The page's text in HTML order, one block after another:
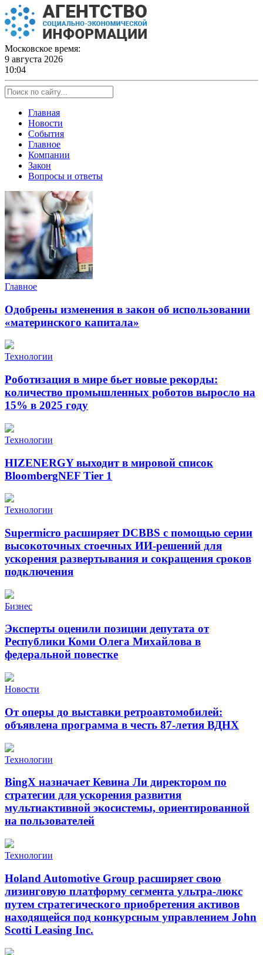
Skip
to
content
Московское время:
9 августа 2026
10:04
Главная
Новости
События
Главное
Компании
Закон
Вопросы и ответы
Главное
Одобрены изменения в закон об использовании
«материнского капитала»
Технологии
Роботизация в мире бьет новые рекорды:
количество промышленных роботов выросло на
15% в 2025 году
Технологии
HIZENERGY выходит в мировой список
BloombergNEF Tier 1
Технологии
Supermicro расширяет DCBBS с помощью серии
высокоточных стоечных ИИ-решений для
ускорения развертывания и сокращения сроков
подключения
Бизнес
Эксперты оценили позиции депутата от
Республики Коми Олега Михайлова в
федеральной повестке
Новости
От оперы до выставки ретроавтомобилей:
объявлена программа в честь 87-летия ВДНХ
Технологии
BingX назначает Кевина Ли директором по
стратегии для ускорения развития
мультиактивной экосистемы, ориентированной
на пользователей
Технологии
Holand Automotive Group расширяет свою
лизинговую платформу сегмента ультра-люкс
путем стратегического приобретения активов
находящейся под конкурсным управлением John
Scotti Leasing Inc.